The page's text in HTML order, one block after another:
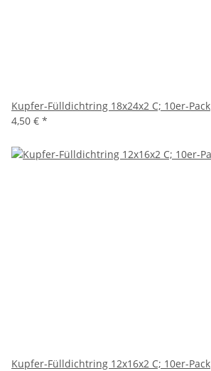
Kupfer-Fülldichtring 18x24x2 C; 10er-Pack
4,50 € *
Kupfer-Fülldichtring 12x16x2 C; 10er-Pack